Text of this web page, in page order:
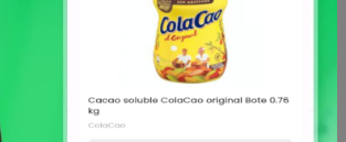
Ultima
Pienso esterilizado de
adulto Ultima 1